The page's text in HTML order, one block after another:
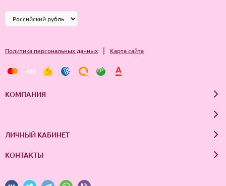
Политика персональных данных | Карта сайта
КОМПАНИЯ
ЛИЧНЫЙ КАБИНЕТ
КОНТАКТЫ